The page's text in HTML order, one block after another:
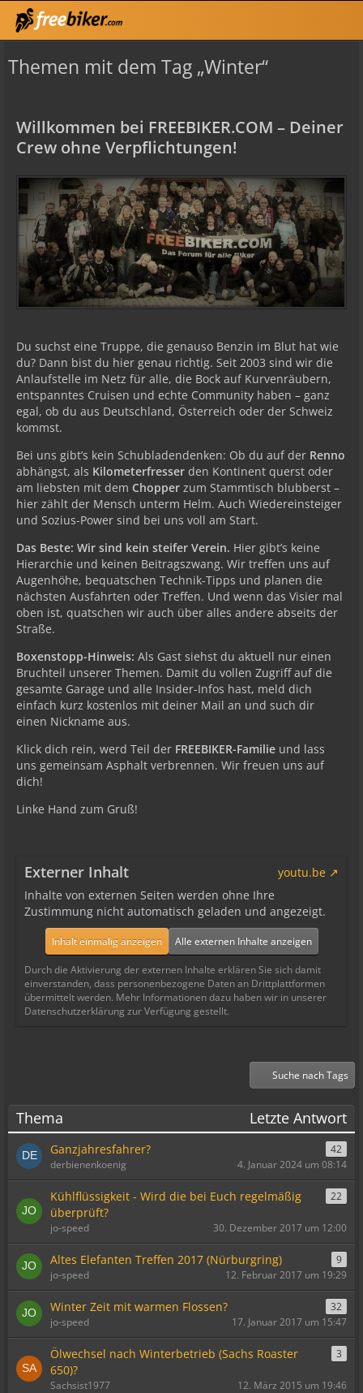
Themen mit dem Tag „Winter“
Willkommen bei FREEBIKER.COM – Deiner
Crew ohne Verpflichtungen!
Du suchst eine Truppe, die genauso Benzin im Blut hat wie
du? Dann bist du hier genau richtig. Seit 2003 sind wir die
Anlaufstelle im Netz für alle, die Bock auf Kurvenräubern,
entspanntes Cruisen und echte Community haben – ganz
egal, ob du aus Deutschland, Österreich oder der Schweiz
kommst.
Bei uns gibt’s kein Schubladendenken: Ob du auf der Renno
abhängst, als Kilometerfresser den Kontinent querst oder
am liebsten mit dem Chopper zum Stammtisch blubberst –
hier zählt der Mensch unterm Helm. Auch Wiedereinsteiger
und Sozius-Power sind bei uns voll am Start.
Das Beste: Wir sind kein steifer Verein. Hier gibt’s keine
Hierarchie und keinen Beitragszwang. Wir treffen uns auf
Augenhöhe, bequatschen Technik-Tipps und planen die
nächsten Ausfahrten oder Treffen. Und wenn das Visier mal
oben ist, quatschen wir auch über alles andere abseits der
Straße.
Boxenstopp-Hinweis: Als Gast siehst du aktuell nur einen
Bruchteil unserer Themen. Damit du vollen Zugriff auf die
gesamte Garage und alle Insider-Infos hast, meld dich
einfach kurz kostenlos mit deiner Mail an und such dir
einen Nickname aus.
Klick dich rein, werd Teil der FREEBIKER-Familie und lass
uns gemeinsam Asphalt verbrennen. Wir freuen uns auf
dich!
Linke Hand zum Gruß!
Externer Inhalt
youtu.be
Inhalte von externen Seiten werden ohne Ihre
Zustimmung nicht automatisch geladen und angezeigt.
Inhalt einmalig anzeigen Alle externen Inhalte anzeigen
Durch die Aktivierung der externen Inhalte erklären Sie sich damit
einverstanden, dass personenbezogene Daten an Drittplattformen
übermittelt werden. Mehr Informationen dazu haben wir in unserer
Datenschutzerklärung zur Verfügung gestellt.
Suche nach Tags
Thema Letzte Antwort
Ganzjahresfahrer?
42
derbienenkoenig
4. Januar 2024 um 08:14
Kühlflüssigkeit - Wird die bei Euch regelmäßig
überprüft?
22
jo-speed 30. Dezember 2017 um 12:00
Altes Elefanten Treffen 2017 (Nürburgring)
9
jo-speed
12. Februar 2017 um 19:29
Winter Zeit mit warmen Flossen?
32
jo-speed
17. Januar 2017 um 15:47
Ölwechsel nach Winterbetrieb (Sachs Roaster
650)?
3
Sachsist1977 12. März 2015 um 19:46